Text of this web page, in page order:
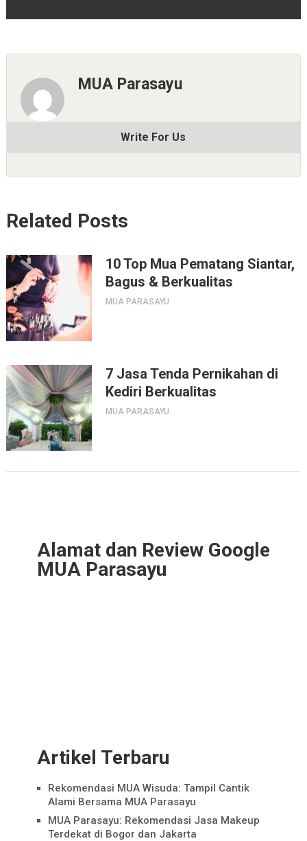
MUA Parasayu
Write For Us
Related Posts
10 Top Mua Pematang Siantar,
Bagus & Berkualitas
MUA PARASAYU
7 Jasa Tenda Pernikahan di
Kediri Berkualitas
MUA PARASAYU
Alamat dan Review Google
MUA Parasayu
Artikel Terbaru
Rekomendasi MUA Wisuda: Tampil Cantik
Alami Bersama MUA Parasayu
MUA Parasayu: Rekomendasi Jasa Makeup
Terdekat di Bogor dan Jakarta